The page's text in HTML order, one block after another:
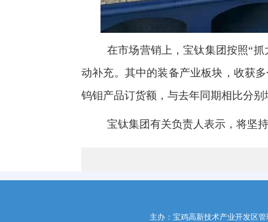
在市场营销上，宝钛集团按照“
动补充。其中的装备产业板块，收获
钨钼产品订货额，与去年同期相比分
宝钛集团有关负责人表示，将坚
主办：宝鸡高新技术产业开发区